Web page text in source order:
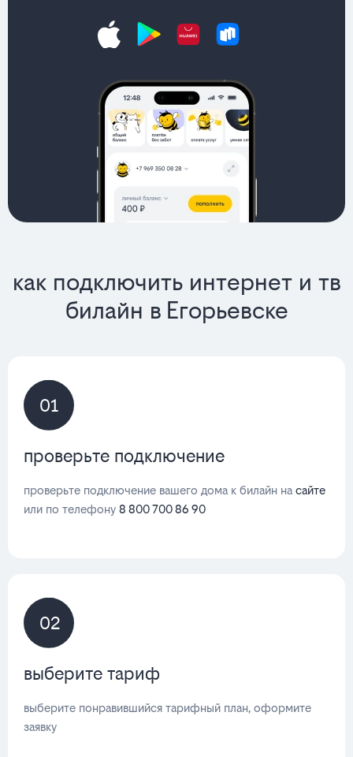
как подключить интернет и тв
билайн в Егорьевске
01
проверьте подключение
проверьте подключение вашего дома к билайн на сайте
или по телефону 8 800 700 86 90
02
выберите тариф
выберите понравившийся тарифный план, оформите
заявку